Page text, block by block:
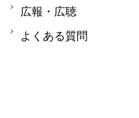
広報・広聴
よくある質問